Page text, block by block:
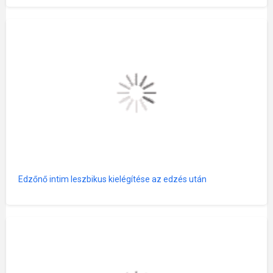
Edzőnő intim leszbikus kielégítése az edzés után